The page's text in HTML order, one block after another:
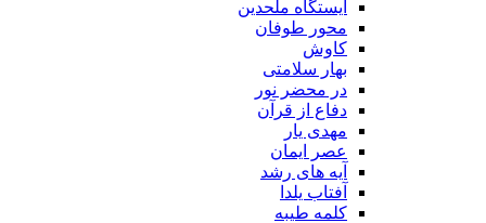
ایستگاه ملحدین
محور طوفان
کاوش
بهار سلامتی
در محضر نور
دفاع از قرآن
مهدی یار
عصر ایمان
آیه های رشد
آفتاب یلدا
کلمه طیبه